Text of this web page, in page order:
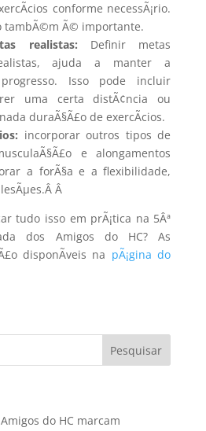
conforme necessÃ¡rio.
tambÃ©m Ã© importante.
realistas: Definir metas
ajuda a manter a
Isso pode incluir
uma certa distÃ¢ncia ou
duraÃ§Ã£o de exercÃ­cios.
incorporar outros tipos de
e alongamentos
a forÃ§a e a flexibilidade,
Â
tudo isso em prÃ¡tica na 5Âª
dos Amigos do HC? As
disponÃ­veis na pÃ¡gina do
do HC marcam